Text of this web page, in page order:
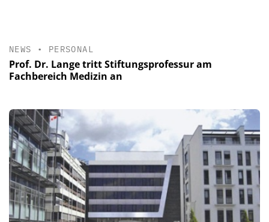
NEWS • PERSONAL
Prof. Dr. Lange tritt Stiftungsprofessur am
Fachbereich Medizin an